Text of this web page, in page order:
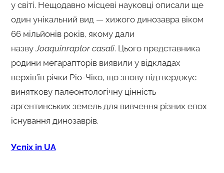
у світі. Нещодавно місцеві науковці описали ще
один унікальний вид — хижого динозавра віком
66 мільйонів років, якому дали
назвуJoaquinraptor casali. Цього представника
родини мегарапторів виявили у відкладах
верхів’їв річки Ріо-Чіко, що знову підтверджує
виняткову палеонтологічну цінність
аргентинських земель для вивчення різних епох
існування динозаврів.
Успіх in UA